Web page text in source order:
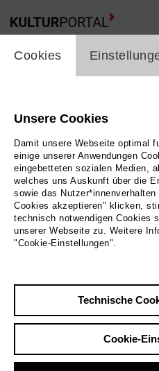
Videos ansehen
Zurück|Übersicht
Film Info
Deutschland 2025 | 47
Regie: Uli Aumüller
Video VoD / live
cookie_layer
Cookies
Unsere Cookies
Damit unsere Webseite optimal
einige unserer Anwendungen
eingebetteten sozialen Medien,
welches uns Auskunft über die
sowie das
Cookies akzeptieren" klicken,
technisch notwendigen Cookies
unserer Webseite zu. Weitere
"Cookie-Einstellungen".
Technische
Cookie-